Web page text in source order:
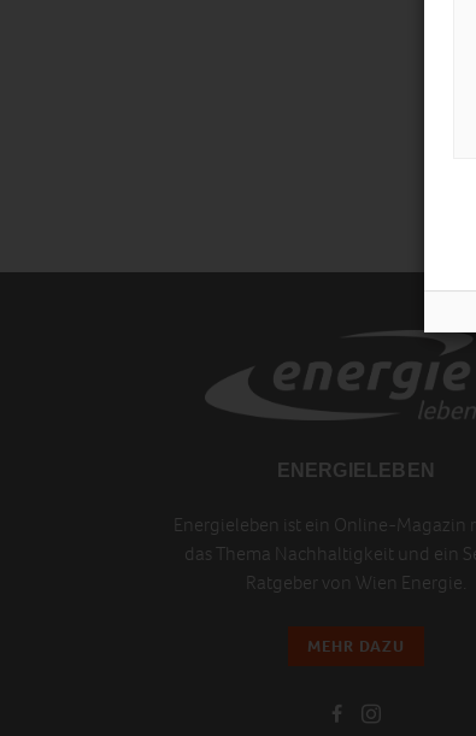
ENERGIELEBEN
Energieleben ist ein Online-Magazin
das Thema Nachhaltigkeit und ein
Ratgeber von Wien Energie.
MEHR DAZU